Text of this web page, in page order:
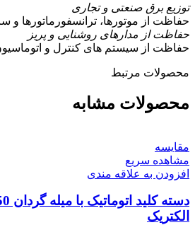
توزیع برق صنعتی و تجاری
حفاظت از موتورها، ترانسفورماتورها و
حفاظت از مدارهای روشنایی و پریز
حفاظت از سیستم های کنترل و
محصولات مرتبط
محصولات مشابه
مقایسه
مشاهده سریع
افزودن به علاقه مندی
الکتریک